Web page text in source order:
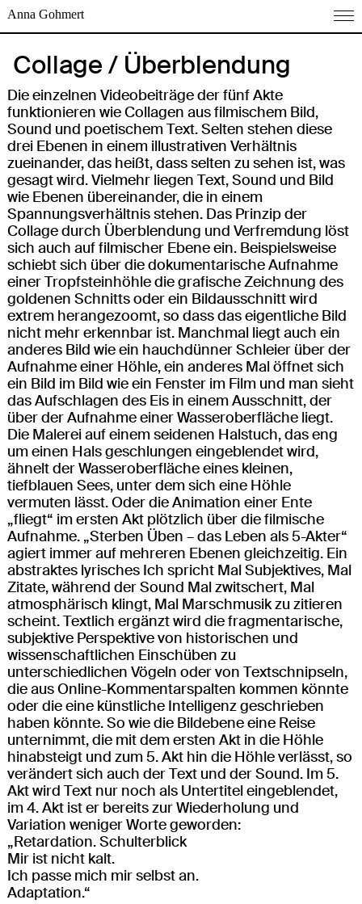
Anna Gohmert
Collage / Überblendung
Die einzelnen Videobeiträge der fünf Akte
funktionieren wie Collagen aus filmischem Bild,
Sound und poetischem Text. Selten stehen diese
drei Ebenen in einem illustrativen Verhältnis
zueinander, das heißt, dass selten zu sehen ist, was
gesagt wird. Vielmehr liegen Text, Sound und Bild
wie Ebenen übereinander, die in einem
Spannungsverhältnis stehen. Das Prinzip der
Collage durch Überblendung und Verfremdung löst
sich auch auf filmischer Ebene ein. Beispielsweise
schiebt sich über die dokumentarische Aufnahme
einer Tropfsteinhöhle die grafische Zeichnung des
goldenen Schnitts oder ein Bildausschnitt wird
extrem herangezoomt, so dass das eigentliche Bild
nicht mehr erkennbar ist. Manchmal liegt auch ein
anderes Bild wie ein hauchdünner Schleier über der
Aufnahme einer Höhle, ein anderes Mal öffnet sich
ein Bild im Bild wie ein Fenster im Film und man sieht
das Aufschlagen des Eis in einem Ausschnitt, der
über der Aufnahme einer Wasseroberfläche liegt.
Die Malerei auf einem seidenen Halstuch, das eng
um einen Hals geschlungen eingeblendet wird,
ähnelt der Wasseroberfläche eines kleinen,
tiefblauen Sees, unter dem sich eine Höhle
vermuten lässt. Oder die Animation einer Ente
„fliegt“ im ersten Akt plötzlich über die filmische
Aufnahme. „Sterben Üben – das Leben als 5-Akter“
agiert immer auf mehreren Ebenen gleichzeitig. Ein
abstraktes lyrisches Ich spricht Mal Subjektives, Mal
Zitate, während der Sound Mal zwitschert, Mal
atmosphärisch klingt, Mal Marschmusik zu zitieren
scheint. Textlich ergänzt wird die fragmentarische,
subjektive Perspektive von historischen und
wissenschaftlichen Einschüben zu
unterschiedlichen Vögeln oder von Textschnipseln,
die aus Online-Kommentarspalten kommen könnte
oder die eine künstliche Intelligenz geschrieben
haben könnte. So wie die Bildebene eine Reise
unternimmt, die mit dem ersten Akt in die Höhle
hinabsteigt und zum 5. Akt hin die Höhle verlässt, so
verändert sich auch der Text und der Sound. Im 5.
Akt wird Text nur noch als Untertitel eingeblendet,
im 4. Akt ist er bereits zur Wiederholung und
Variation weniger Worte geworden:
„Retardation. Schulterblick
Mir ist nicht kalt.
Ich passe mich mir selbst an.
Adaptation.“